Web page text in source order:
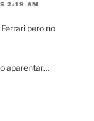
2:19 AM
pero no
aparentar…